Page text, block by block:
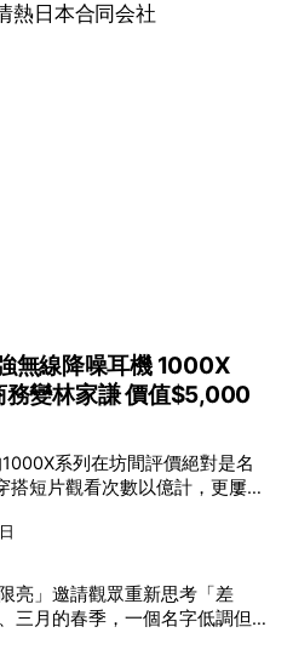
熱日本合同会社
無線降噪耳機 1000X
務變林家謙 價值$5,000
系列在坊間評價絕對是名
短片觀看次數以億計，更屢獲
日的大熱推介。